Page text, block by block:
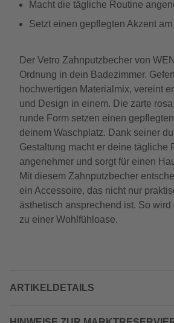
Macht die tägliche Routine
Setzt einen gepflegten Akzent
Der Vetro Zahnputzbecher von
Ordnung in dein Badezimmer.
hochwertigen Materialmix, vereint
und Design in einem. Die zarte
runde Form setzen einen
deinem Waschplatz. Dank seiner
Gestaltung macht er deine tägliche
angenehmer und sorgt für einen
Mit diesem Zahnputzbecher
ein Accessoire, das nicht nur
ästhetisch ansprechend ist. So
zu einer Wohlfühloase.
ARTIKELDETAILS